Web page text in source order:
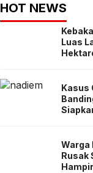
HOT NEWS
Luas
Kasus
Warga
Rusak